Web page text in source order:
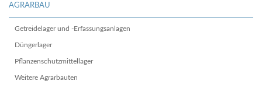
AGRARBAU
Getreidelager und -Erfassungsanlagen
Düngerlager
Pflanzenschutzmittellager
Weitere Agrarbauten